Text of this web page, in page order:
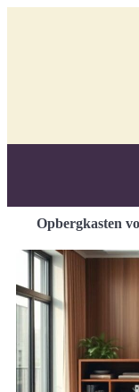
Opbergkasten